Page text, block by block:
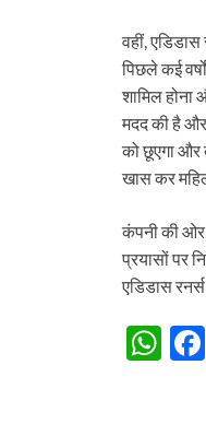
वहीं,
पिछले कई
शामिल होना
मदद की है
को छूएगा और
खास कर
कंपनी की ओर
प्रयासों पर
एडिडास
W